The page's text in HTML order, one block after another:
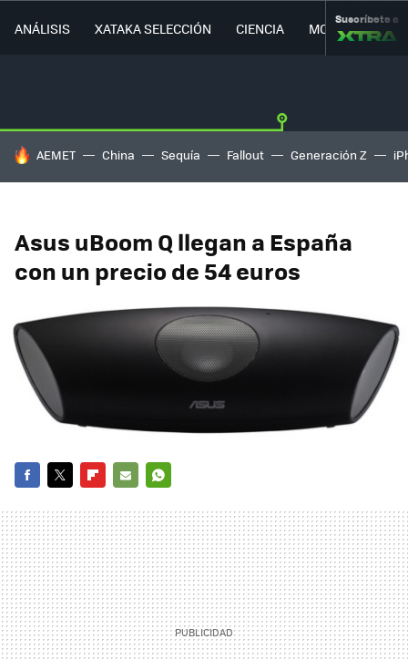
ANÁLISIS XATAKA SELECCIÓN CIENCIA MOVILIDAD
Suscríbete a
HOY SE HABLA DE
AEMET China Sequía Fallout Generación Z
Asus uBoom Q llegan a España
con un precio de 54 euros
MAIL